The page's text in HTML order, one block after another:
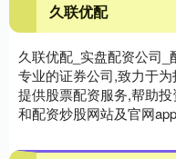
久联优配
久联优配_实盘配资公司
专业的证券公司,致力于
提供股票配资服务,帮助
和配资炒股网站及官网app